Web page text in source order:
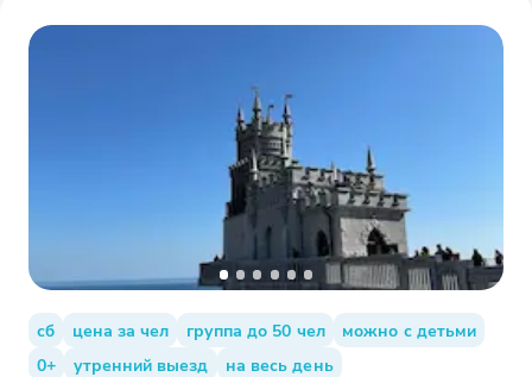
сб цена за чел группа до 50 чел
можно с детьми
0+
утренний выезд на весь день